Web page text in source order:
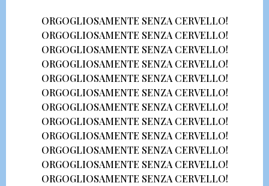
ORGOGLIOSAMENTE SENZA CERVELLO!
ORGOGLIOSAMENTE SENZA CERVELLO!
ORGOGLIOSAMENTE SENZA CERVELLO!
ORGOGLIOSAMENTE SENZA CERVELLO!
ORGOGLIOSAMENTE SENZA CERVELLO!
ORGOGLIOSAMENTE SENZA CERVELLO!
ORGOGLIOSAMENTE SENZA CERVELLO!
ORGOGLIOSAMENTE SENZA CERVELLO!
ORGOGLIOSAMENTE SENZA CERVELLO!
ORGOGLIOSAMENTE SENZA CERVELLO!
ORGOGLIOSAMENTE SENZA CERVELLO!
ORGOGLIOSAMENTE SENZA CERVELLO!